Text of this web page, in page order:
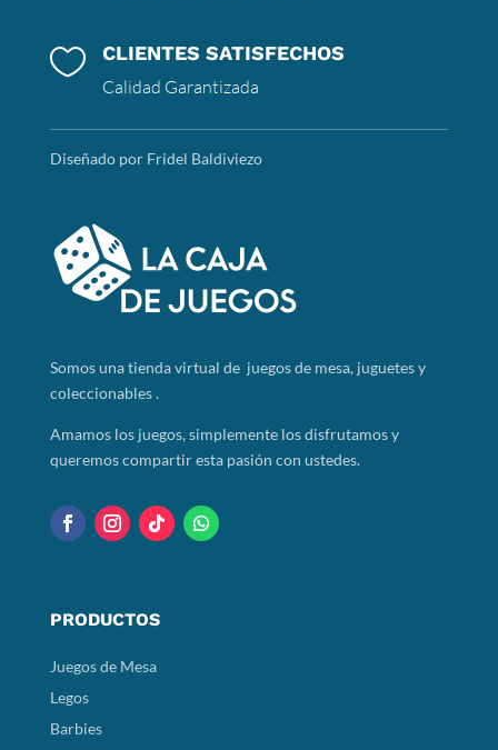
 CLIENTES SATISFECHOS
Calidad Garantizada
Diseñado por Fridel Baldiviezo
Somosuna tienda virtual de juegos de mesa, juguetes y
coleccionables .
Amamos los juegos, simplemente los disfrutamos y
queremos compartir esta pasión con ustedes.
PRODUCTOS
Juegos de Mesa
Legos
Barbies